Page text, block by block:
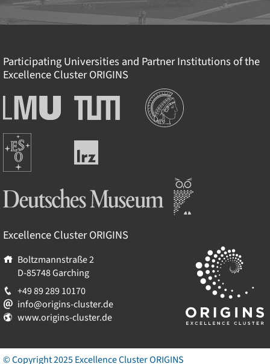
Participating Universities and Partner Institutions of the
Excellence ClusterORIGINS
Ludwig-
Maximilians-
München
Technische
Universität
Institutionen
Europäische
Südsternwarte
Leibniz-
Rechenzentrum
Excellence ClusterORIGINS
Boltzmannstraße 2
D-85748Garching
+49 89 289 10170
info@origins-cluster.de
www.origins-cluster.de
© Copyright 2025 Excellence ClusterORIGINS